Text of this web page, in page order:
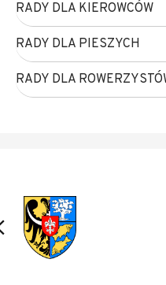
RADY DLA KIEROWCÓW
RADY DLA PIESZYCH
RADY DLA